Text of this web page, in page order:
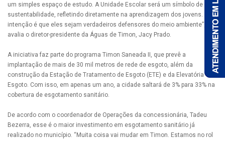
um simples espaço de estudo. A Unidade Escolar será um símbolo de
sustentabilidade, refletindo diretamente na aprendizagem dos jovens. A
intenção é que eles sejam verdadeiros defensores do meio ambiente”,
avalia o diretor-presidente da Águas de Timon, Jacy Prado.
A iniciativa faz parte do programa Timon Saneada II, que prevê a
implantação de mais de 30 mil metros de rede de esgoto, além da
construção da Estação de Tratamento de Esgoto (ETE) e da Elevatória de
Esgoto. Com isso, em apenas um ano, a cidade saltará de 3% para 33% na
cobertura de esgotamento sanitário.
De acordo com o coordenador de Operações da concessionária, Tadeu
Bezerra, esse é o maior investimento em esgotamento sanitário já
realizado no município. “Muita coisa vai mudar em Timon. Estamos no rol